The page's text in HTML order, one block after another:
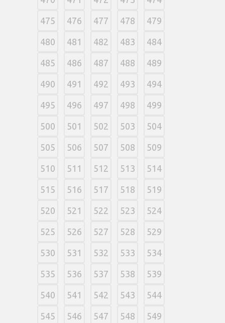
475 476 477 478 479
480 481 482 483 484
485 486 487 488 489
490 491 492 493 494
495 496 497 498 499
500 501 502 503 504
505 506 507 508 509
510 511 512 513 514
515 516 517 518 519
520 521 522 523 524
525 526 527 528 529
530 531 532 533 534
535 536 537 538 539
540 541 542 543 544
545 546 547 548 549